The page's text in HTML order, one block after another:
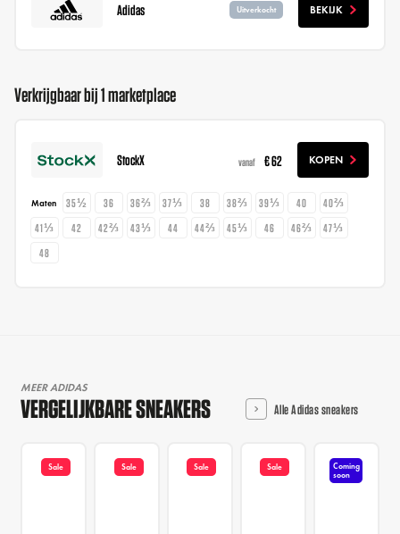
Adidas Uitverkocht BEKIJK
Verkrijgbaar bij 1 marketplace
StockX vanaf € 62 KOPEN
Maten 35½ 36 36⅔ 37⅓ 38 38⅔ 39⅓ 40
40⅔
41⅓
42 42⅔ 43⅓ 44 44⅔ 45⅓ 46 46⅔
47⅓
48
MEER ADIDAS
VERGELIJKBARE SNEAKERS Alle Adidas sneakers
Sale Sale Sale Sale
Coming
soon